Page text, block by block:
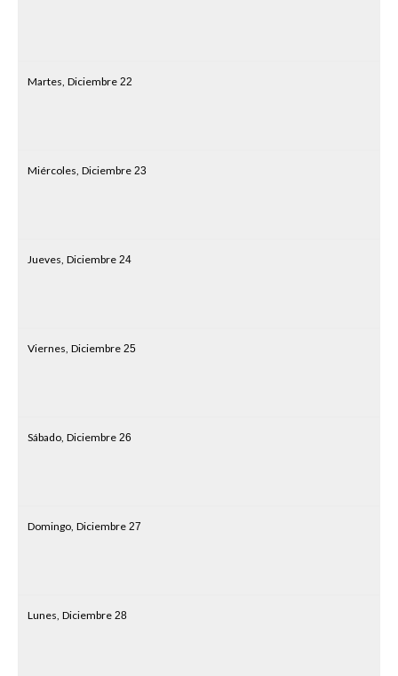
Martes, Diciembre 22
Miércoles, Diciembre 23
Jueves, Diciembre 24
Viernes, Diciembre 25
Sábado, Diciembre 26
Domingo, Diciembre 27
Lunes, Diciembre 28